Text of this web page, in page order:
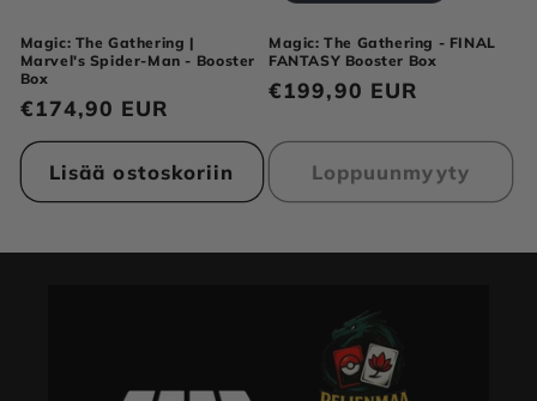
Magic: The Gathering |
Marvel's Spider-Man - Booster
Box
Normaalihinta
€174,90 EUR
Lisää ostoskoriin
Magic: The Gathering - FINAL
FANTASY Booster Box
Normaalihinta
€199,90 EUR
Loppuunmyyty